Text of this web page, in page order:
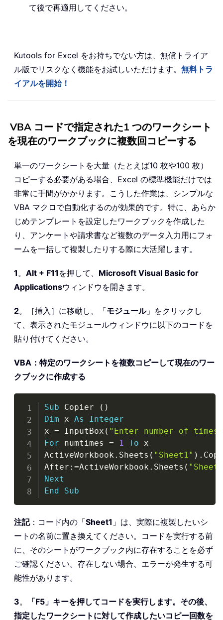
て後で再適用してください。
Kutools for Excel をお持ちでない方は、無償トライア
ル版でリスクなく機能をお試しいただけます。 無料トラ
イアルを開始！
VBA コードで指定された1 つのワークシート
を現在のワークブックに複数回コピーする
単一のワークシートを大量（たとえば10 枚や100 枚）
コピーする必要がある場合、Excel の標準機能だけでは
非常に手間がかかります。こうした作業は、シンプルな
VBA マクロで自動化するのが効果的です。特に、あらか
じめテンプレートを設定したワークブックを作成した
り、アンケートや請求書など複数のデータ入力用にフォ
ームを一括して複製したりする際に大活躍します。
1。 Alt + F11 を押して、 Microsoft Visual Basic for
Applicationsウィンドウを開きます。
2。［挿入］に移動し、「モジュール」をクリックし
て、表示されたモジュールウィンドウに以下のコードを
貼り付けてください。
VBA：特定のワークシートを複数コピーして現在のワー
クブックに作成する
Sub Copier ( )
Dim x As
Integer
x = InputBox ( "Enter number of times
For numtimes = 1 To x
ActiveWorkbook . Sheets ( "Sheet1" ) .
After : =ActiveWorkbook . Sheets (
Next
End
Sub
注記：コード内の「Sheet1 」は、実際に複製したいシ
ートの名前に置き換えてください。コードを実行する前
に、そのシートがワークブック内に存在することを必ず
ご確認ください。存在しない場合、エラーが発生する可
能性があります。
3。
「F5」キーを押してコードを実行します。その後、
指定したワークシートに対して作成したいコピー回数を